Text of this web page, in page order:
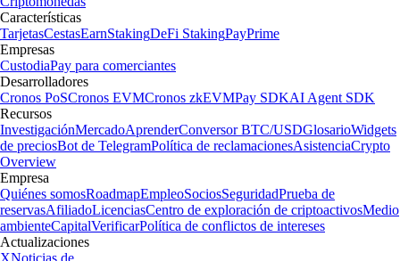
Características
TarjetasCestasEarnStakingDeFi StakingPayPrime
Empresas
CustodiaPay para comerciantes
Desarrolladores
Cronos PoSCronos EVMCronos zkEVMPay SDKAI Agent SDK
Recursos
InvestigaciónMercadoAprenderConversor BTC/USDGlosarioWidgets
de preciosBot de TelegramPolítica de reclamacionesAsistenciaCrypto
Overview
Empresa
Quiénes somosRoadmapEmpleoSociosSeguridadPrueba de
reservasAfiliadoLicenciasCentro de exploración de criptoactivosMedio
ambienteCapitalVerificarPolítica de conflictos de intereses
Actualizaciones
XNoticias de